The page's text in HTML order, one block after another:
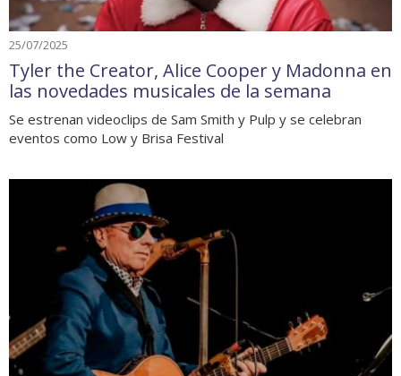
25/07/2025
Tyler the Creator, Alice Cooper y Madonna en
las novedades musicales de la semana
Se estrenan videoclips de Sam Smith y Pulp y se celebran
eventos como Low y Brisa Festival